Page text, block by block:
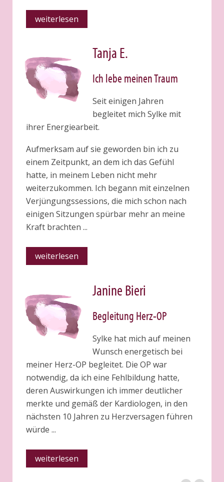
weiterlesen
Tanja E.
Ich lebe meinen Traum
Seit einigen Jahren
begleitet mich Sylke mit
ihrer Energiearbeit.
Aufmerksam auf sie geworden bin ich zu
einem Zeitpunkt, an dem ich das Gefühl
hatte, in meinem Leben nicht mehr
weiterzukommen. Ich begann mit einzelnen
Verjüngungssessions, die mich schon nach
einigen Sitzungen spürbar mehr an meine
Kraft brachten ...
weiterlesen
Janine Bieri
Begleitung Herz-OP
Sylke hat mich auf meinen
Wunsch energetisch bei
meiner Herz-OP begleitet. Die OP war
notwendig, da ich eine Fehlbildung hatte,
deren Auswirkungen ich immer deutlicher
merkte und gemäß der Kardiologen, in den
nächsten 10 Jahren zu Herzversagen führen
würde ...
weiterlesen